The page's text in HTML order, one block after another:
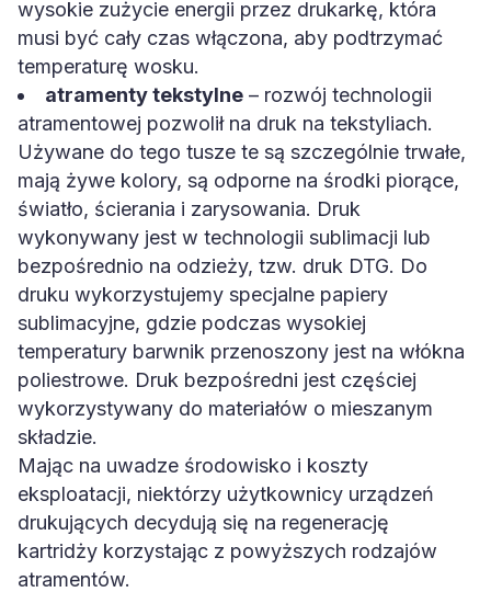
wysokie zużycie energii przez drukarkę, która
musi być cały czas włączona, aby podtrzymać
temperaturę wosku.
atramenty tekstylne – rozwój technologii
atramentowej pozwolił na druk na tekstyliach.
Używane do tego tusze te są szczególnie trwałe,
mają żywe kolory, są odporne na środki piorące,
światło, ścierania i zarysowania. Druk
wykonywany jest w technologii sublimacji lub
bezpośrednio na odzieży, tzw. druk DTG. Do
druku wykorzystujemy specjalne papiery
sublimacyjne, gdzie podczas wysokiej
temperatury barwnik przenoszony jest na włókna
poliestrowe. Druk bezpośredni jest częściej
wykorzystywany do materiałów o mieszanym
składzie.
Mając na uwadze środowisko i koszty
eksploatacji, niektórzy użytkownicy urządzeń
drukujących decydują się na regenerację
kartridży korzystając z powyższych rodzajów
atramentów.